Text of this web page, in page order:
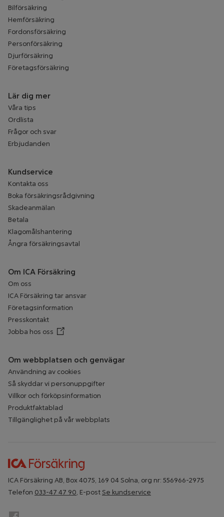
Bilförsäkring
Hemförsäkring
Fordonsförsäkring
Personförsäkring
Djurförsäkring
Företagsförsäkring
Lär dig mer
Våra tips
Ordlista
Frågor och svar
Erbjudanden
Kundservice
Kontakta oss
Boka försäkringsrådgivning
Skadeanmälan
Betala
Klagomålshantering
Ångra försäkringsavtal
Om ICA Försäkring
Om oss
ICA Försäkring tar ansvar
Företagsinformation
Presskontakt
Jobba hos oss Öppnar annan webbplats
Om webbplatsen och genvägar
Användning av cookies
Så skyddar vi personuppgifter
Villkor och förköpsinformation
Produktfaktablad
Tillgänglighet på vår webbplats
ICA Försäkring AB, Box 4075, 169 04 Solna, org nr: 556966-2975
Telefon 033-47 47 90, E-post Se kundservice